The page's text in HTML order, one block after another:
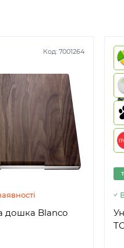
Код:7001264
дошка Blanco